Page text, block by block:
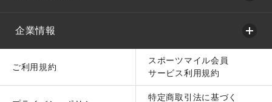
企業情報
ご利用規約
スポーツマイル会員
サービス利用規約
特定商取引法に基づく